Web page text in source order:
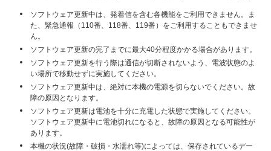
ソフトウェア更新中は、発着信を含む各機能をご利用できません。ま
た、緊急通報（110番、118番、119番）をご利用することもできませ
ん。
ソフトウェア更新の完了までに最大40分程度かかる場合があります。
ソフトウェア更新を行う際は通信が切断されないよう、電波状態のよ
い場所で移動せずに実施してください。
ソフトウェア更新中は、絶対に本機の電源を切らないでください。故
障の原因となります。
ソフトウェア更新は電池を十分に充電した状態で実施してください。
ソフトウェア更新中に電池切れになると、故障の原因となる可能性が
あります。
本機の状況(故障・破損・水濡れ等)によっては、保存されているデー